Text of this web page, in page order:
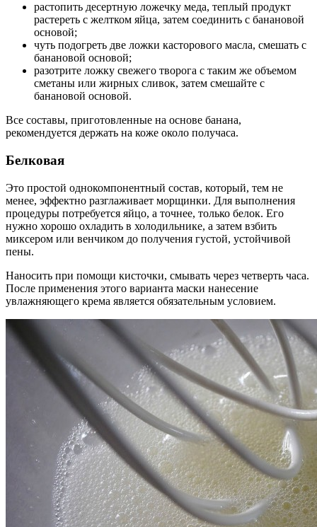
растопить десертную ложечку меда, теплый продукт
растереть с желтком яйца, затем соединить с банановой
основой;
чуть подогреть две ложки касторового масла, смешать с
банановой основой;
разотрите ложку свежего творога с таким же объемом
сметаны или жирных сливок, затем смешайте с
банановой основой.
Все составы, приготовленные на основе банана,
рекомендуется держать на коже около получаса.
Белковая
Это простой однокомпонентный состав, который, тем не
менее, эффектно разглаживает морщинки. Для выполнения
процедуры потребуется яйцо, а точнее, только белок. Его
нужно хорошо охладить в холодильнике, а затем взбить
миксером или венчиком до получения густой, устойчивой
пены.
Наносить при помощи кисточки, смывать через четверть часа.
После применения этого варианта маски нанесение
увлажняющего крема является обязательным условием.